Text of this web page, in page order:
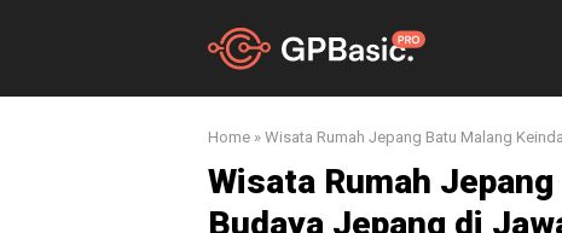
Home » Wisata Rumah Jepang Batu Malang
Wisata Rumah
Budaya Jepang di